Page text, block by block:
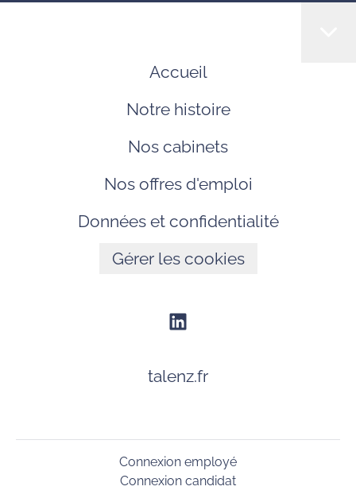
Accueil
Notre histoire
Nos cabinets
Nos offres d'emploi
Données et confidentialité
Gérer les cookies
talenz.fr
Connexion employé
Connexion candidat